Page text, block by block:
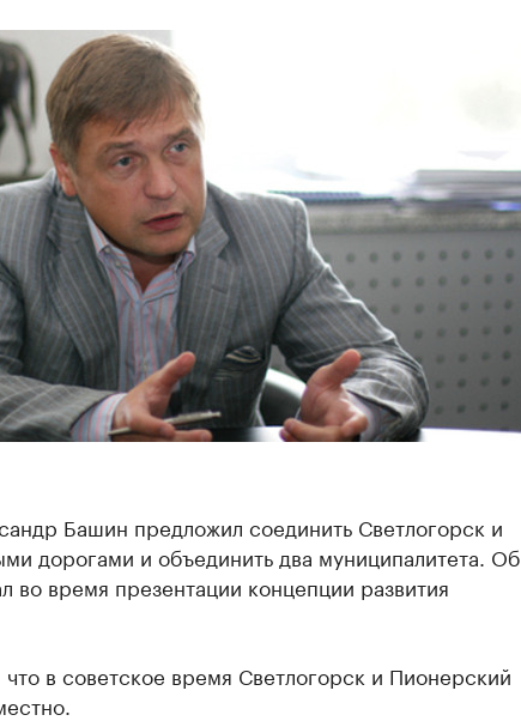
Башин предложил соединить Светлогорск и
дорогами и объединить два муниципалитета. Об
во время презентации концепции развития
в советское время Светлогорск и Пионерский